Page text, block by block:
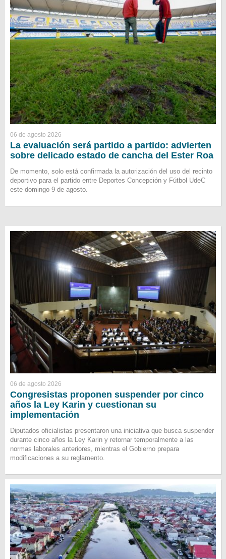
06 de agosto 2026
La evaluación será partido a partido: advierten
sobre delicado estado de cancha del Ester Roa
De momento, solo está confirmada la autorización del uso del recinto
deportivo para el partido entre Deportes Concepción y Fútbol UdeC
este domingo 9 de agosto.
06 de agosto 2026
Congresistas proponen suspender por cinco
años la Ley Karin y cuestionan su
implementación
Diputados oficialistas presentaron una iniciativa que busca suspender
durante cinco años la Ley Karin y retornar temporalmente a las
normas laborales anteriores, mientras el Gobierno prepara
modificaciones a su reglamento.